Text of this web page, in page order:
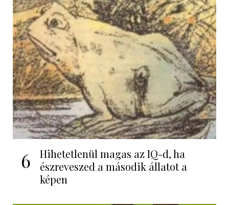
6
Hihetetlenül magas az IQ-d, ha
észreveszed a második állatot a
képen